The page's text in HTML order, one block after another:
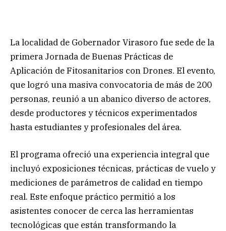
La localidad de Gobernador Virasoro fue sede de la
primera Jornada de Buenas Prácticas de
Aplicación de Fitosanitarios con Drones. El evento,
que logró una masiva convocatoria de más de 200
personas, reunió a un abanico diverso de actores,
desde productores y técnicos experimentados
hasta estudiantes y profesionales del área.
El programa ofreció una experiencia integral que
incluyó exposiciones técnicas, prácticas de vuelo y
mediciones de parámetros de calidad en tiempo
real. Este enfoque práctico permitió a los
asistentes conocer de cerca las herramientas
tecnológicas que están transformando la